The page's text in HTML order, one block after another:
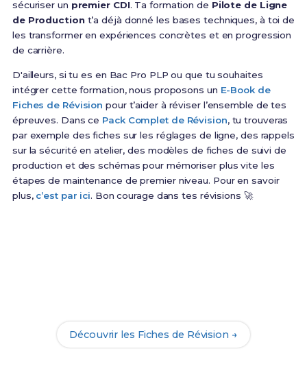
sécuriser un premier CDI. Ta formation de Pilote de Ligne
de Productiont’a déjà donné les bases techniques, à toi de
les transformer en expériences concrètes et en progression
de carrière.
D'ailleurs, si tu es en Bac Pro PLP ou que tu souhaites
intégrer cette formation, nous proposons un E-Book de
Fiches de Révision pour t’aider à réviser l’ensemble de tes
épreuves. Dans ce Pack Complet de Révision, tu trouveras
par exemple des fiches sur les réglages de ligne, des rappels
sur la sécurité en atelier, des modèles de fiches de suivi de
production et des schémas pour mémoriser plus vite les
étapes de maintenance de premier niveau. Pour en savoir
plus, c’est par ici. Bon courage dans tes révisions 🚀
Découvrir les Fiches de Révision →